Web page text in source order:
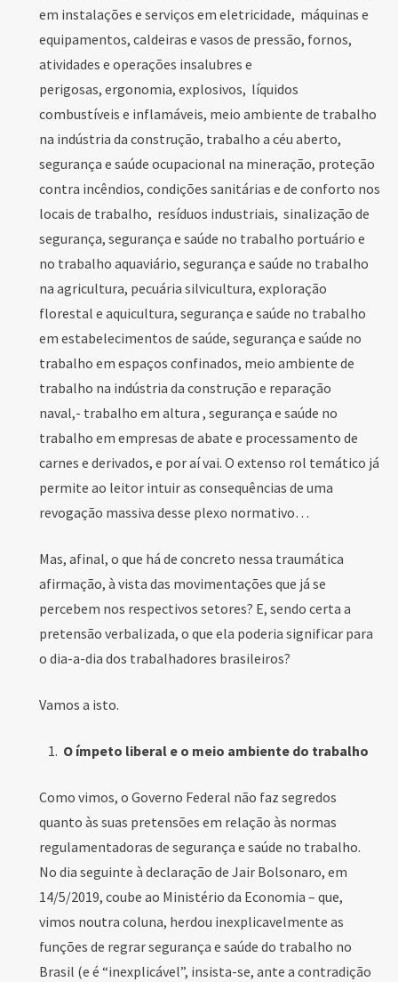
em instalações e serviços em eletricidade, máquinas e
equipamentos, caldeiras e vasos de pressão, fornos,
atividades e operações insalubres e
perigosas, ergonomia, explosivos, líquidos
combustíveis e inflamáveis, meio ambiente de trabalho
na indústria da construção, trabalho a céu aberto,
segurança e saúde ocupacional na mineração, proteção
contra incêndios, condições sanitárias e de conforto nos
locais de trabalho, resíduos industriais, sinalização de
segurança, segurança e saúde no trabalho portuário e
no trabalho aquaviário, segurança e saúde no trabalho
na agricultura, pecuária silvicultura, exploração
florestal e aquicultura, segurança e saúde no trabalho
em estabelecimentos de saúde, segurança e saúde no
trabalho em espaços confinados, meio ambiente de
trabalho na indústria da construção e reparação
naval,- trabalho em altura , segurança e saúde no
trabalho em empresas de abate e processamento de
carnes e derivados, e por aí vai. O extenso rol temático já
permite ao leitor intuir as consequências de uma
revogação massiva desse plexo normativo…
Mas, afinal, o que há de concreto nessa traumática
afirmação, à vista das movimentações que já se
percebem nos respectivos setores? E, sendo certa a
pretensão verbalizada, o que ela poderia significar para
o dia-a-dia dos trabalhadores brasileiros?
Vamos a isto.
O ímpeto liberal e o meio ambiente do trabalho
Como vimos, o Governo Federal não faz segredos
quanto às suas pretensões em relação às normas
regulamentadoras de segurança e saúde no trabalho.
No dia seguinte à declaração de Jair Bolsonaro, em
14/5/2019, coube ao Ministério da Economia – que,
vimos noutra coluna, herdou inexplicavelmente as
funções de regrar segurança e saúde do trabalho no
Brasil (e é “inexplicável”, insista-se, ante a contradição